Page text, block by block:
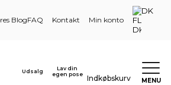
BlogFAQ Kontakt Min konto
DK
Udsalg
Lav din
egen pose
Indkøbskurv MENU